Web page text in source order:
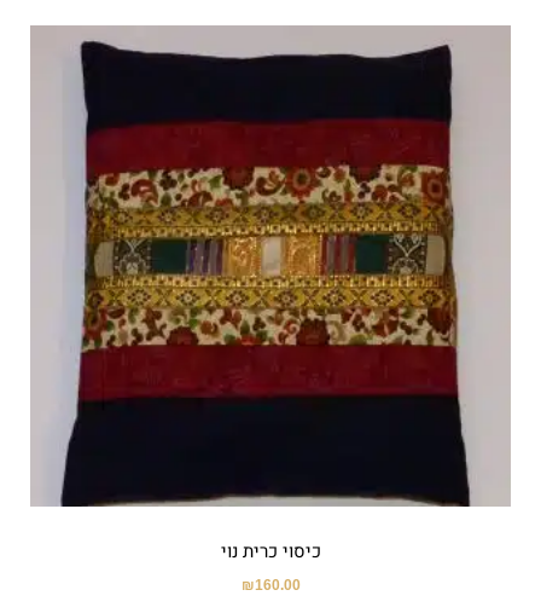
כיסוי כרית נוי
₪160.00